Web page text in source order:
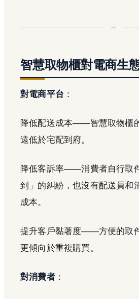
智慧取物櫃對電商生
對電商平台 ：
降低配送成本——智慧取物櫃
遠低於宅配到府。
降低客訴率——消費者自行取
到」的糾紛，也沒有配送員和
成本。
提升客戶黏著度——方便的取
更傾向於重複購買。
對消費者：